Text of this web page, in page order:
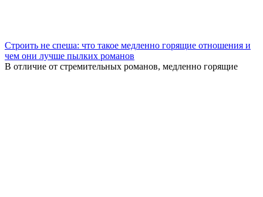
Строить не спеша: что такое медленно горящие отношения и
чем они лучше пылких романов
В отличие от стремительных романов, медленно горящие